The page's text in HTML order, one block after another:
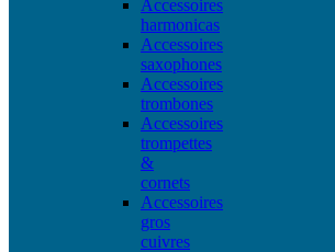
Accessoires
harmonicas
Accessoires
saxophones
Accessoires
trombones
Accessoires
trompettes
&
cornets
Accessoires
gros
cuivres